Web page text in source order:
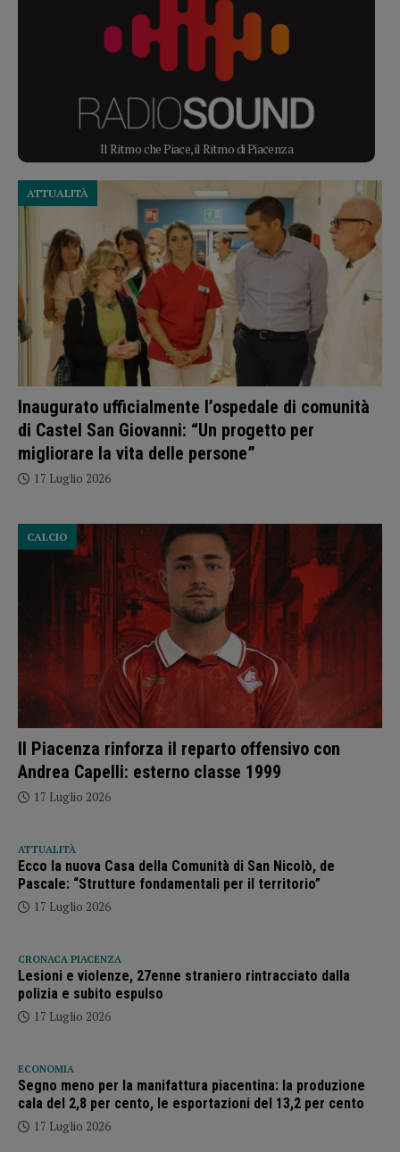
Il Ritmo che Piace, il Ritmo di Piacenza
Inaugurato ufficialmente l’ospedale di comunità
di Castel San Giovanni: “Un progetto per
migliorare la vita delle persone”
ATTUALITÀ
17 Luglio 2026
Il Piacenza rinforza il reparto offensivo con
Andrea Capelli: esterno classe 1999
CALCIO
17 Luglio 2026
ATTUALITÀ
Ecco la nuova Casa della Comunità di San Nicolò, de
Pascale: “Strutture fondamentali per il territorio”
17 Luglio 2026
CRONACA PIACENZA
Lesioni e violenze, 27enne straniero rintracciato dalla
polizia e subito espulso
17 Luglio 2026
ECONOMIA
Segno meno per la manifattura piacentina: la produzione
cala del 2,8 per cento, le esportazioni del 13,2 per cento
17 Luglio 2026